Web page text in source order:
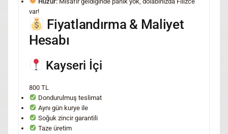
var!
Fiyatlandırma & Maliyet
Hesabı
Kayseri İçi
800 TL
Dondurulmuş teslimat
Aynı gün kurye ile
Soğuk zincir garantili
Taze üretim